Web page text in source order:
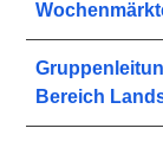
Bereich